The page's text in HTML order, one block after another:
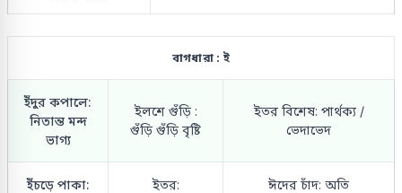
বাগধারা : ই
ইঁদুর কপালে:
নিতান্ত মন্দ
ভাগ্য
ইলশে গুঁড়ি :
গুঁড়ি গুঁড়ি বৃষ্টি
ইতর বিশেষ: পার্থক্য /
ভেদাভেদ
ইঁচড়ে পাকা:
ইতর:
ঈদের চাঁদ: অতি